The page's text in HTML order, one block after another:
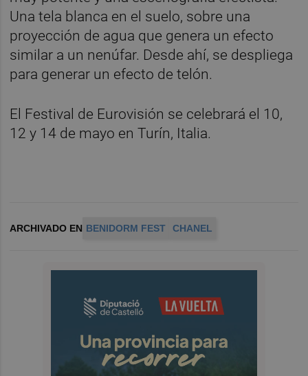
Una tela blanca en el suelo, sobre una
proyección de agua que genera un efecto
similar a un nenúfar. Desde ahí, se despliega
para generar un efecto de telón.
El Festival de Eurovisión se celebrará el 10,
12 y 14 de mayo en Turín, Italia.
ARCHIVADO EN BENIDORM FEST CHANEL